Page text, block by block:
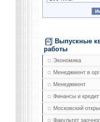
Выпускные
работы
Экономика
Менеджмент в
Менеджмент
Финансы и кредит
Московский
Факультет